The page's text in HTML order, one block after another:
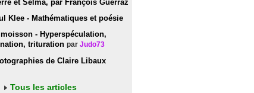
et Selma, par François Guerraz
Klee - Mathématiques et poésie
moisson - Hyperspéculation,
trituration par Judo73
de Claire Libaux
Tous les articles